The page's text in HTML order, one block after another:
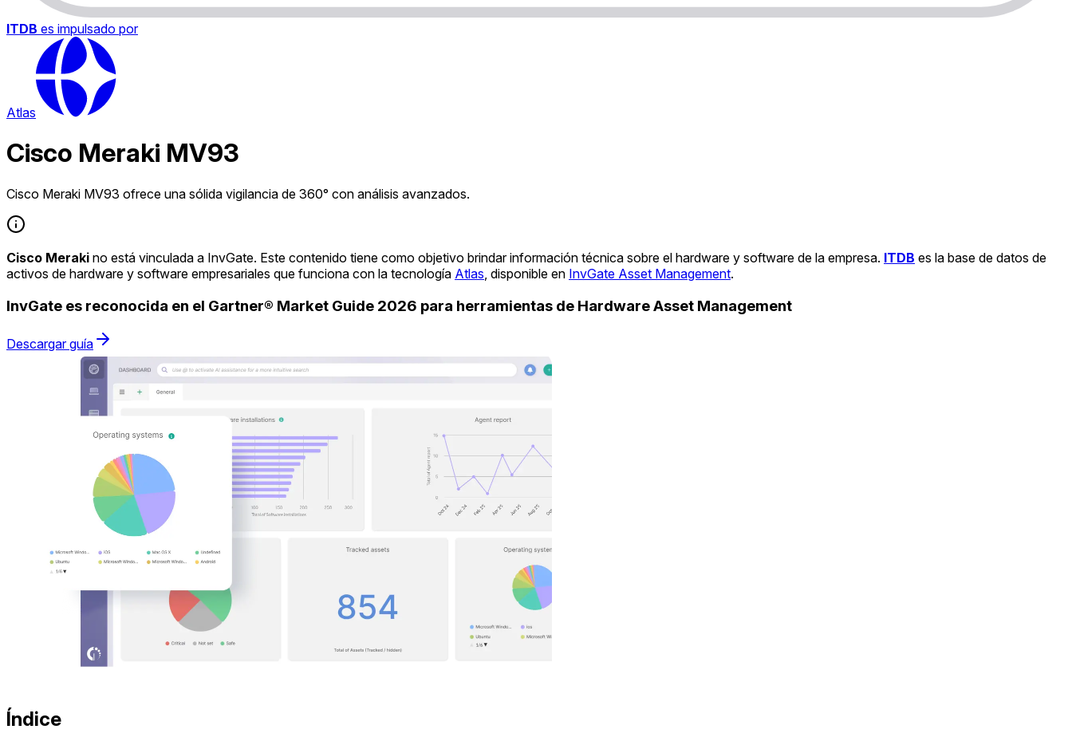
ITDB es impulsado por
Atlas
Cisco Meraki MV93
Cisco Meraki MV93 ofrece una sólida vigilancia de 360° con análisis avanzados.
Cisco Meraki no está vinculada a InvGate. Este contenido tiene como objetivo brindar información técnica sobre el hardware y software de la empresa. ITDB es la base de datos de
activos de hardware y software empresariales que funciona con la tecnología Atlas , disponible en InvGate Asset Management.
InvGate es reconocida en el Gartner® Market Guide 2026 para herramientas de Hardware Asset Management
Descargar guía
Índice